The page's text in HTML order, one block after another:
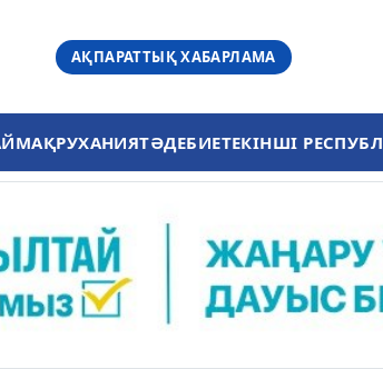
АҚПАРАТТЫҚ ХАБАРЛАМА
РУХАНИЯТӘДЕБИЕТЕКІНШІ